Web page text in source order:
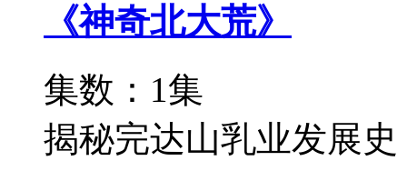
《神奇北大荒》
集数：1集
揭秘完达山乳业发展史